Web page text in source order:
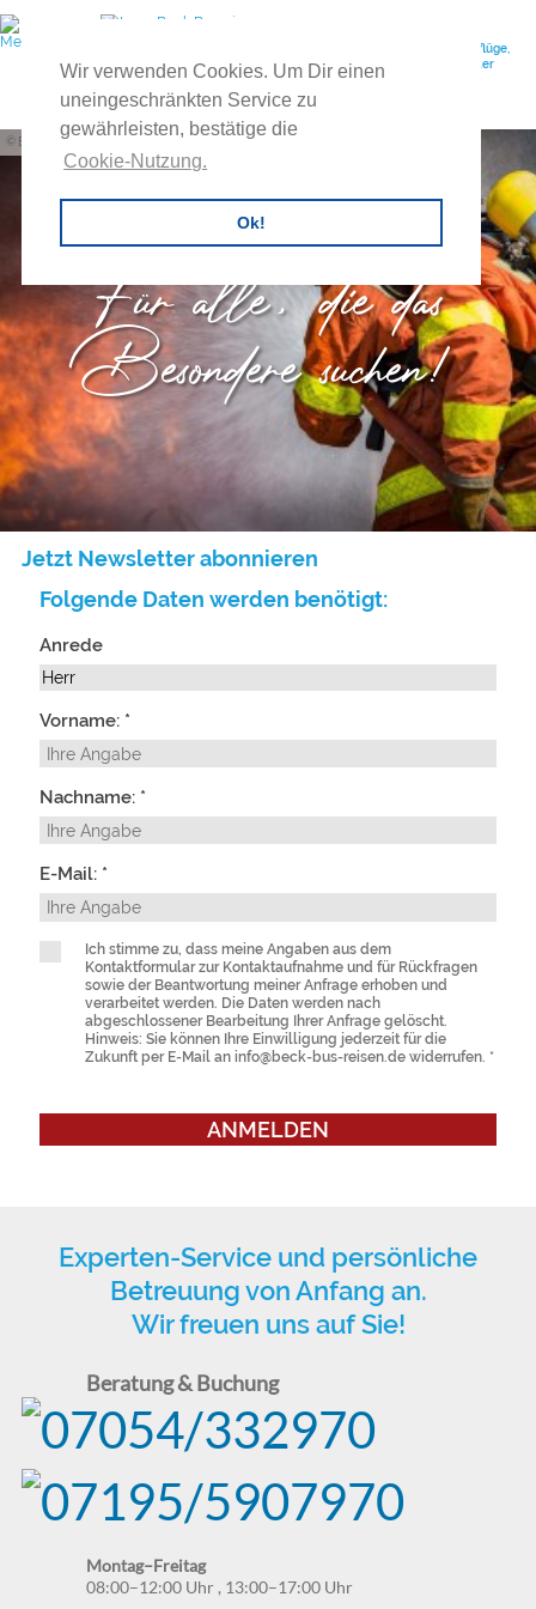
Wir verwenden Cookies. Um Dir einen
uneingeschränkten Service zu
gewährleisten, bestätige die
Cookie-Nutzung.
Ok!
Ihr Reiseveranstalter für individuelle Gruppenreisen, Feuerwehrausflüge,
Vereinsreisen, Betriebsausflüge, Exkursionen, Tagesreisen, Buscharter
uvm.
Big54
Für alle, die das
Besondere suchen!
Jetzt Newsletter abonnieren
Folgende Daten werden benötigt:
Anrede
Vorname: *
Nachname: *
E-Mail: *
Ich stimme zu, dass meine Angaben aus dem
Kontaktformular zur Kontaktaufnahme und für Rückfragen
sowie der Beantwortung meiner Anfrage erhoben und
verarbeitet werden. Die Daten werden nach
abgeschlossener Bearbeitung Ihrer Anfrage gelöscht.
Hinweis: Sie können Ihre Einwilligung jederzeit für die
Zukunft per E-Mail an info@beck-bus-reisen.de widerrufen. *
ANMELDEN
Experten-Service und persönliche
Betreuung von Anfang an.
Wir freuen uns auf Sie!
Beratung & Buchung
Montag–Freitag
08:00–12:00 Uhr , 13:00–17:00 Uhr